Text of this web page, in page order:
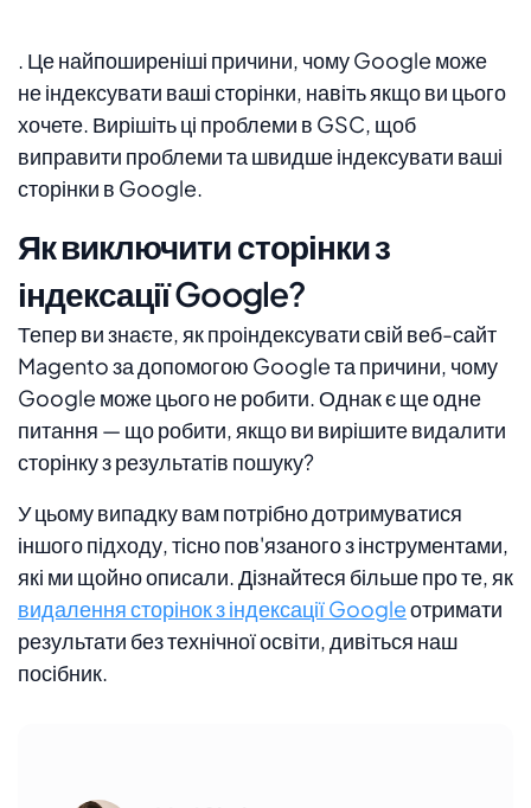
. Це найпоширеніші причини, чому Google може
не індексувати ваші сторінки, навіть якщо ви цього
хочете. Вирішіть ці проблеми в GSC, щоб
виправити проблеми та швидше індексувати ваші
сторінки в Google.
Як виключити сторінки з
індексації Google?
Тепер ви знаєте, як проіндексувати свій веб-сайт
Magento за допомогою Google та причини, чому
Google може цього не робити. Однак є ще одне
питання — що робити, якщо ви вирішите видалити
сторінку з результатів пошуку?
У цьому випадку вам потрібно дотримуватися
іншого підходу, тісно пов'язаного з інструментами,
які ми щойно описали. Дізнайтеся більше про те, як
видалення сторінок з індексації Googleотримати
результати без технічної освіти, дивіться наш
посібник.